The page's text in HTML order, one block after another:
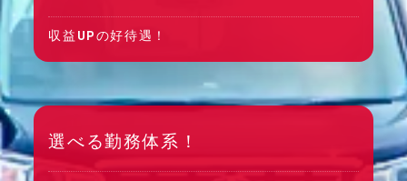
収益UPの好待遇！
選べる勤務体系！